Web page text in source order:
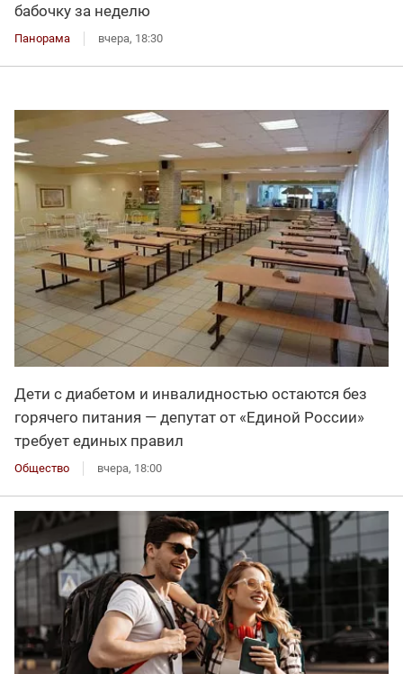
бабочку за неделю
Панорама вчера, 18:30
Дети с диабетом и инвалидностью остаются без
горячего питания — депутат от «Единой России»
требует единых правил
Общество вчера, 18:00